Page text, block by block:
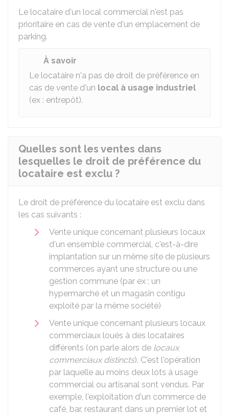
Le locataire d'un local commercial n'est pas
prioritaire en cas de vente d'un emplacement de
parking.
À savoir
Le locataire n'a pas de droit de préférence en
cas de vente d'un local à usage industriel
(ex : entrepôt).
Quelles sont les ventes dans
lesquelles le droit de préférence du
locataire est exclu ?
Le droit de préférence du locataire est exclu dans
les cas suivants :
Vente unique concernant plusieurs locaux
d'un ensemble commercial, c'est-à-dire
implantation sur un même site de plusieurs
commerces ayant une structure ou une
gestion commune (par ex : un
hypermarché et un magasin contigu
exploité par la même société)
Vente unique concernant plusieurs locaux
commerciaux loués à des locataires
différents (on parle alors de locaux
commerciaux distincts). C'est l'opération
par laquelle au moins deux lots à usage
commercial ou artisanal sont vendus. Par
exemple, l'exploitation d'un commerce de
café, bar, restaurant dans un premier lot et